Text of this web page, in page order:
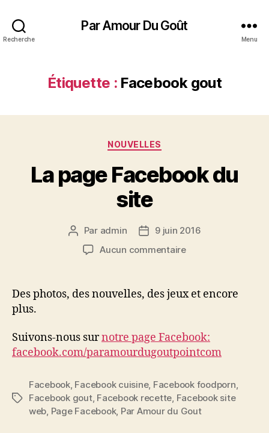
Recherche
Par Amour Du Goût
Menu
Étiquette : Facebook gout
Catégories
NOUVELLES
La page Facebook du
site
Auteur
de
l’article
Par admin
Date9 juin 2016
Aucun commentairesur
Facebook
Des photos, des nouvelles, des jeux et encore
plus.
Suivons-nous surnotre page Facebook:
facebook.com/paramourdugoutpointcom
Étiquettes
Facebook, Facebook cuisine, Facebook foodporn,
Facebook gout, Facebook recette, Facebook site
web, Page Facebook, Par Amour du Gout